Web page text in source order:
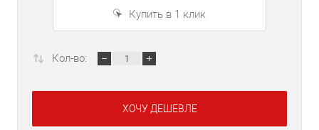
Купить в 1 клик
Кол-во:
ХОЧУ ДЕШЕВЛЕ